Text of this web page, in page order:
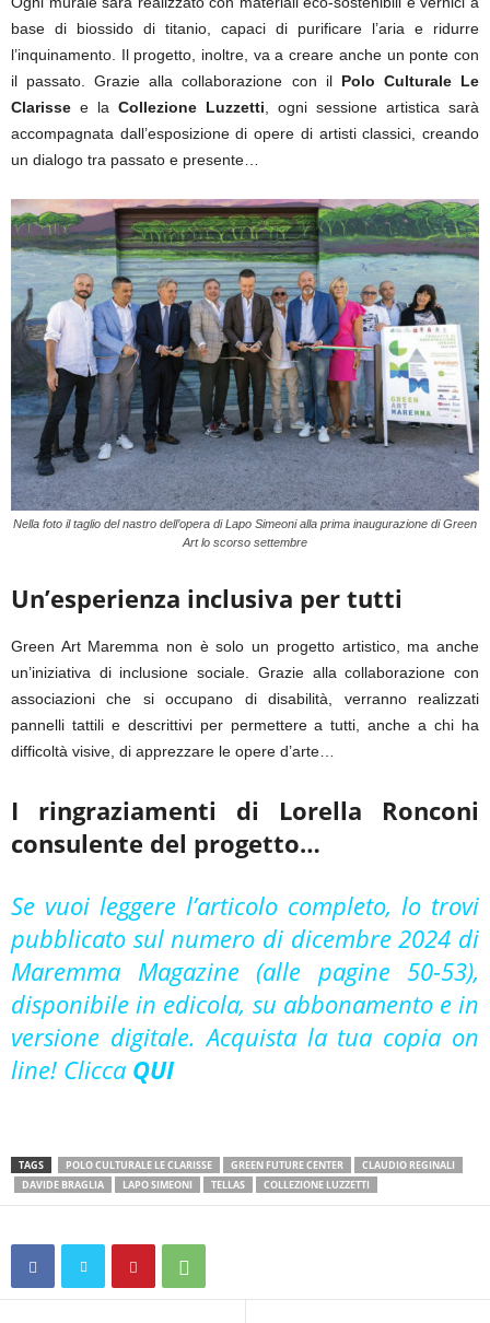
base di biossido di titanio, capaci di purificare l’aria e ridurre
l’inquinamento. Il progetto, inoltre, va a creare anche un ponte con
il passato. Grazie alla collaborazione con il Polo Culturale Le
Clarisse e la Collezione Luzzetti , ogni sessione artistica sarà
accompagnata dall’esposizione di opere di artisti classici, creando
un dialogo tra passato e presente…
Nella foto il taglio del nastro dell’opera di Lapo Simeoni alla prima inaugurazione di Green
Art lo scorso settembre
Un’esperienza inclusiva per tutti
Green Art Maremma non è solo un progetto artistico, ma anche
un’iniziativa di inclusione sociale. Grazie alla collaborazione con
associazioni che si occupano di disabilità, verranno realizzati
pannelli tattili e descrittivi per permettere a tutti, anche a chi ha
difficoltà visive, di apprezzare le opere d’arte…
I ringraziamenti di Lorella Ronconi
consulente del progetto…
Se vuoi leggere l’articolo completo, lo trovi
pubblicato sul numero di dicembre 2024 di
Maremma Magazine (alle pagine 50-53),
disponibile in edicola, su abbonamento e in
versione digitale. Acquista la tua copia on
line! Clicca QUI
TAGS POLO CULTURALE LE CLARISSE GREEN FUTURE CENTER
CLAUDIO REGINALI
DAVIDE BRAGLIA
LAPO SIMEONI TELLAS COLLEZIONE LUZZETTI